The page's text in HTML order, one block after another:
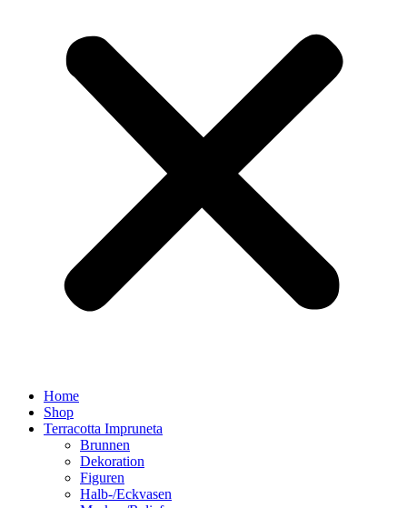
Home
Shop
Terracotta Impruneta
Brunnen
Dekoration
Figuren
Halb-/Eckvasen